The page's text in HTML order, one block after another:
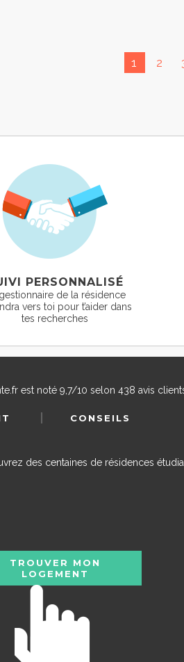
1 2
PERSONNALISÉ
gestionnaire de la résidence
vers toi pour t’aider dans
tes recherches
est noté 9,7/10 selon 438 avis
CONSEILS
des centaines de résidences
TROUVER MON
LOGEMENT